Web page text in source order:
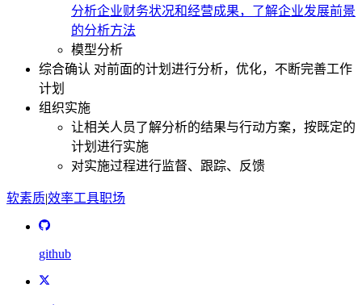
分析企业财务状况和经营成果，了解企业发展前景
的分析方法
模型分析
综合确认 对前面的计划进行分析，优化，不断完善工作
计划
组织实施
让相关人员了解分析的结果与行动方案，按既定的
计划进行实施
对实施过程进行监督、跟踪、反馈
软素质|效率工具职场
github